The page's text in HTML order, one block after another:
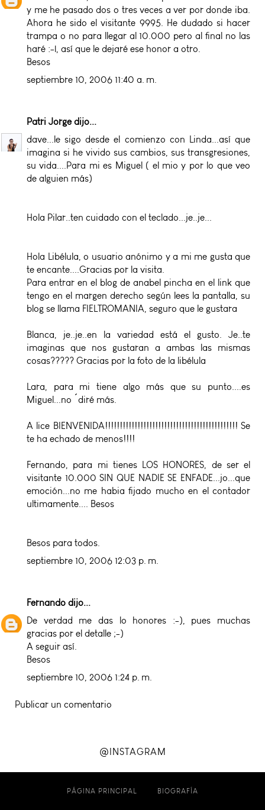
y me he pasado dos o tres veces a ver por donde iba.
Ahora he sido el visitante 9995. He dudado si hacer
trampa o no para llegar al 10.000 pero al final no las
haré :-|, así que le dejaré ese honor a otro.
Besos
septiembre 10, 2006 11:40 a. m.
Patri Jorgedijo...
dave...le sigo desde el comienzo con Linda...así que
imagina si he vivido sus cambios, sus transgresiones,
su vida....Para mi es Miguel ( el mio y por lo que veo
de alguien más)
Hola Pilar..ten cuidado con el teclado...je..je...
Hola Libélula, o usuario anónimo y a mi me gusta que
te encante....Gracias por la visita.
Para entrar en el blog de anabel pincha en el link que
tengo en el margen derecho según lees la pantalla, su
blog se llama FIELTROMANIA, seguro que le gustara
Blanca, je..je..en la variedad está el gusto. Je..te
imaginas que nos gustaran a ambas las mismas
cosas????? Gracias por la foto de la libélula
Lara, para mi tiene algo más que su punto....es
Miguel...no ´diré más.
A lice BIENVENIDA!!!!!!!!!!!!!!!!!!!!!!!!!!!!!!!!!!!!!!!!!!!!! Se
te ha echado de menos!!!!
Fernando, para mi tienes LOS HONORES, de ser el
visitante 10.000 SIN QUE NADIE SE ENFADE...jo...que
emoción...no me habia fijado mucho en el contador
ultimamente.... Besos
Besos para todos.
septiembre 10, 2006 12:03 p. m.
Fernando dijo...
De verdad me das lo honores :-), pues muchas
gracias por el detalle ;-)
A seguir así.
Besos
septiembre 10, 2006 1:24 p. m.
Publicar un comentario
@INSTAGRAM
PÁGINA PRINCIPAL BIOGRAFÍA